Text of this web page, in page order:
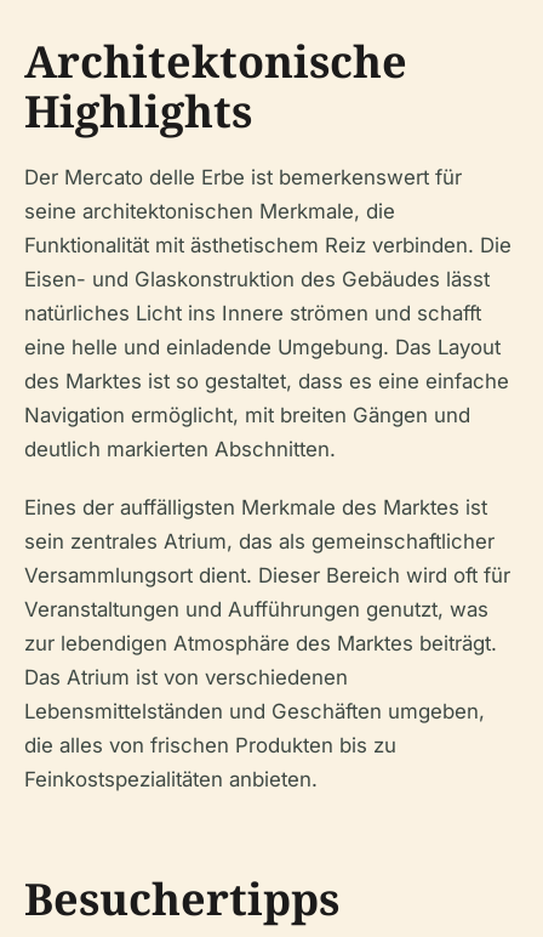
Architektonische
Highlights
Der Mercato delle Erbe ist bemerkenswert für
seine architektonischen Merkmale, die
Funktionalität mit ästhetischem Reiz verbinden. Die
Eisen- und Glaskonstruktion des Gebäudes lässt
natürliches Licht ins Innere strömen und schafft
eine helle und einladende Umgebung. Das Layout
des Marktes ist so gestaltet, dass es eine einfache
Navigation ermöglicht, mit breiten Gängen und
deutlich markierten Abschnitten.
Eines der auffälligsten Merkmale des Marktes ist
sein zentrales Atrium, das als gemeinschaftlicher
Versammlungsort dient. Dieser Bereich wird oft für
Veranstaltungen und Aufführungen genutzt, was
zur lebendigen Atmosphäre des Marktes beiträgt.
Das Atrium ist von verschiedenen
Lebensmittelständen und Geschäften umgeben,
die alles von frischen Produkten bis zu
Feinkostspezialitäten anbieten.
Besuchertipps